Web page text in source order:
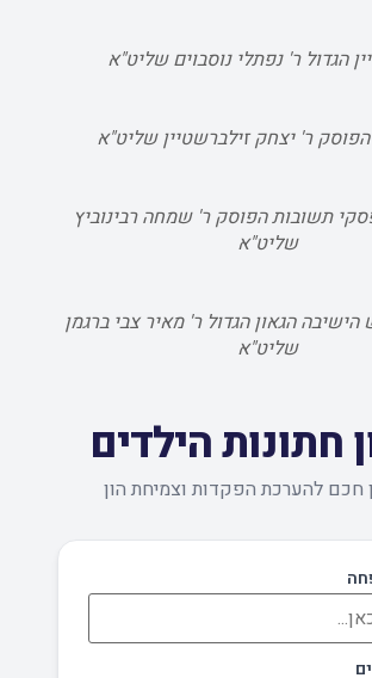
הגדול ר' נפתלי נוסבוים שליט"א
ר' יצחק זילברשטיין שליט"א
תשובות הפוסק ר' שמחה רבינוביץ
שליט"א
הגאון הגדול ר' מאיר צבי ברגמן
שליט"א
חתונות הילדים
חכם להערכת הפקדות וצמיחת הון